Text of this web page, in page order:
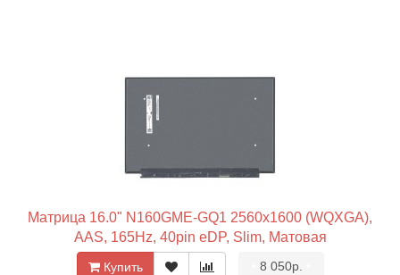
Матрица 16.0" N160GME-GQ1 2560x1600 (WQXGA),
AAS, 165Hz, 40pin eDP, Slim, Матовая
Купить 8 050р.